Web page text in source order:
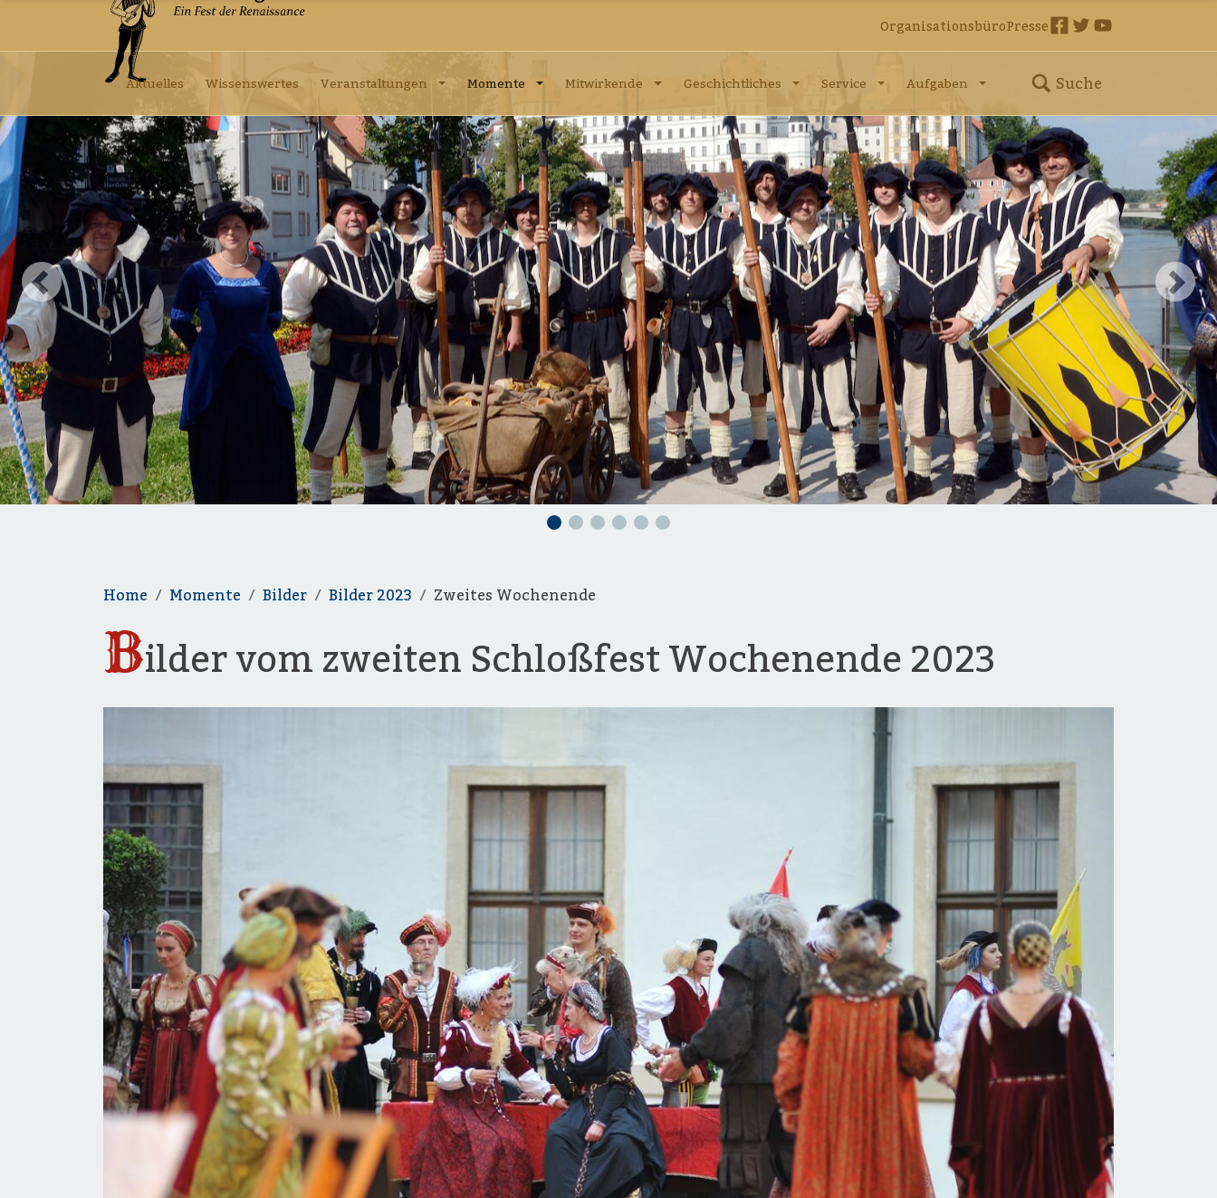
OrganisationsbüroPresse
Aktuelles Wissenswertes Veranstaltungen Momente Mitwirkende Geschichtliches Service Aufgaben Suche
Home Momente Bilder Bilder 2023 Zweites Wochenende
Bilder vom zweiten Schloßfest Wochenende 2023